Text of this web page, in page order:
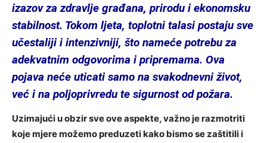
izazov za zdravlje građana, prirodu i ekonomsku
stabilnost. Tokom ljeta, toplotni talasi postaju sve
učestaliji i intenzivniji, što nameće potrebu za
adekvatnim odgovorima i pripremama. Ova
pojava neće uticati samo na svakodnevni život,
već i na poljoprivredu te sigurnost od požara.
Uzimajući u obzir sve ove aspekte, važno je razmotriti
koje mjere možemo preduzeti kako bismo se zaštitili i